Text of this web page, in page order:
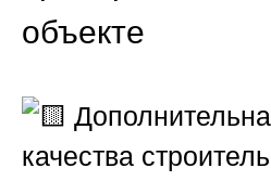
объекте